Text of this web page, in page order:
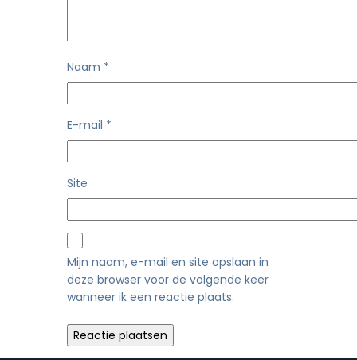
Naam *
E-mail *
Site
Mijn naam, e-mail en site opslaan in
deze browser voor de volgende keer
wanneer ik een reactie plaats.